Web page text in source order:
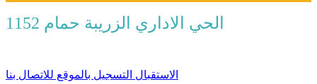
الحي الاداري الزريبة حمام 1152
الاستقبال التسجيل بالموقع للاتصال بنا